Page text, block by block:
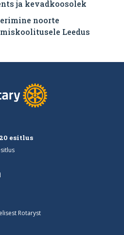
ja kevadkoosolek
noorte
Leedus
esitlus
Rotaryst